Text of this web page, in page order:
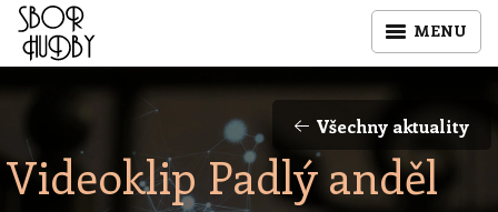
MENU
Všechny aktuality
Videoklip Padlý anděl